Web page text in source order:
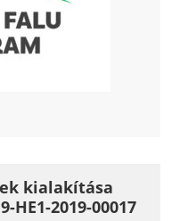
kialakítása
HE1-2019-00017